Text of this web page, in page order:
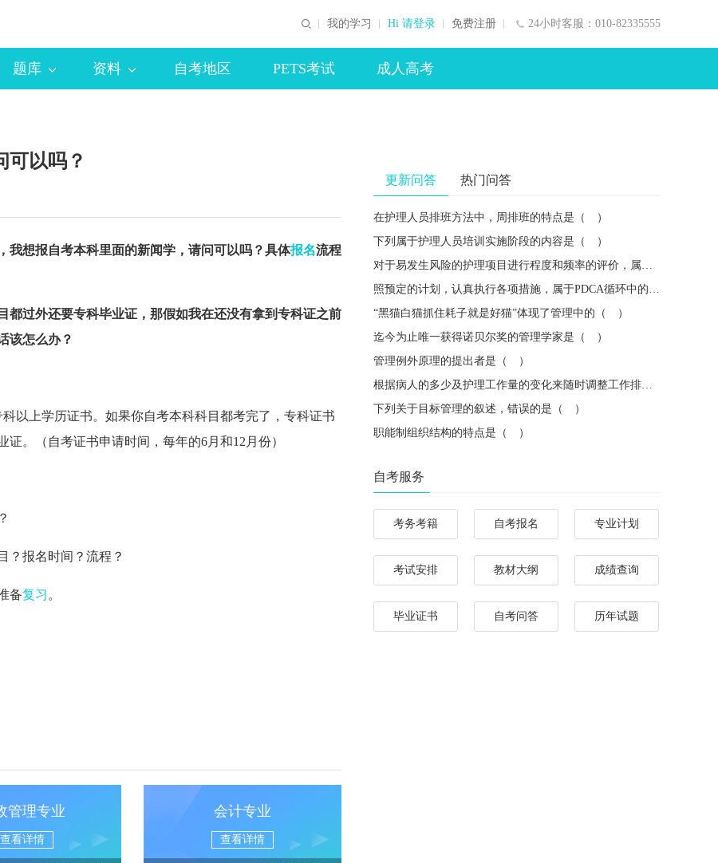
24小时客服：010-82335555
我的学习 Hi 请登录 免费注册
题库 资料 自考地区 PETS考试 成人高考
可以吗？
我想报自考本科里面的新闻学，请问可以吗？具体报名流程
过外还要专科毕业证，那假如我在还没有拿到专科证之前
该怎么办？
上学历证书。如果你自考本科科目都考完了，专科证书
。（自考证书申请时间，每年的6月和12月份）
报名时间？流程？
备复习 。
管理专业
查看详情
会计专业
查看详情
更新问答 热门问答
在护理人员排班方法中，周排班的特点是（ ）
下列属于护理人员培训实施阶段的内容是（ ）
对于易发生风险的护理项目进行程度和频率的评价，属于风险管理的（ ）
照预定的计划，认真执行各项措施，属于PDCA循环中的（ ）
“黑猫白猫抓住耗子就是好猫”体现了管理中的（ ）
迄今为止唯一获得诺贝尔奖的管理学家是（ ）
管理例外原理的提出者是（ ）
根据病人的多少及护理工作量的变化来随时调整工作排班，体现了管理中的（ ）
下列关于目标管理的叙述，错误的是（ ）
职能制组织结构的特点是（ ）
自考服务
考务考籍 自考报名 专业计划
考试安排 教材大纲 成绩查询
毕业证书 自考问答 历年试题